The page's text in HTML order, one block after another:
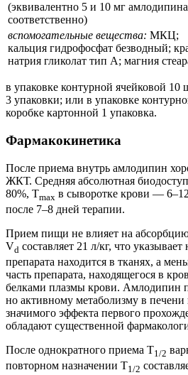
(эквивалентно 5 и 10 мг амлодипина
соответственно)
вспомогательные вещества: МКЦ;
кальция гидрофосфат безводный;
натрия гликолат тип А; магния
в упаковке контурной ячейковой 10
3 упаковки; или в упаковке
коробке картонной 1 упаковка.
Фармакокинетика
После приема внутрь амлодипин
ЖКТ. Средняя абсолютная
80%, Tmax в сыворотке крови —
после 7–8 дней терапии.
Прием пищи не влияет на
Vd составляет 21 л/кг, что
препарата находится в тканях, а
часть препарата, находящегося в
белками плазмы крови. Амлодипин
но активному метаболизму в печени
значимого эффекта первого
обладают существенной
После однократного приема T1/2
повторном назначении T1/2